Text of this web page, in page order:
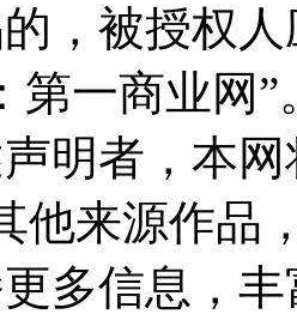
，被授权
第一商业网”
明者，本
他来源作品
多信息，